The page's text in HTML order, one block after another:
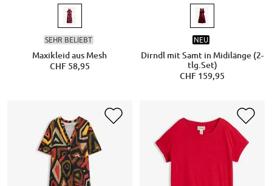
SEHR BELIEBT
Maxikleid aus Mesh
CHF 58,95
NEU
Dirndl mit Samt in Midilänge (2-
tlg.Set)
CHF 159,95